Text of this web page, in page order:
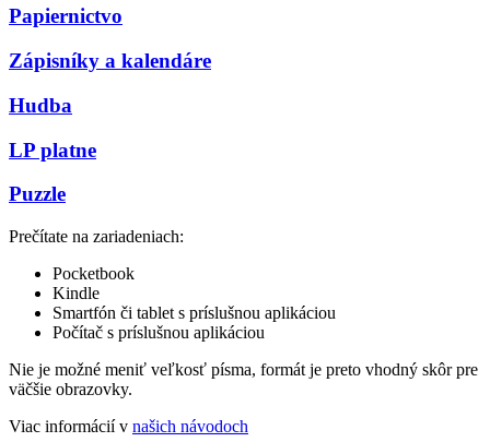
Papiernictvo
Zápisníky a kalendáre
Hudba
LP platne
Puzzle
Prečítate na zariadeniach:
Pocketbook
Kindle
Smartfón či tablet s príslušnou aplikáciou
Počítač s príslušnou aplikáciou
Nie je možné meniť veľkosť písma, formát je preto vhodný skôr pre
väčšie obrazovky.
Viac informácií v našich návodoch